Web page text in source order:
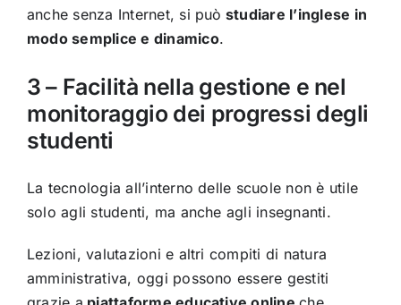
anche senza Internet, si può studiare l’inglese in
modo semplice e dinamico.
3 – Facilità nella gestione e nel
monitoraggio dei progressi degli
studenti
La tecnologia all’interno delle scuole non è utile
solo agli studenti, ma anche agli insegnanti.
Lezioni, valutazioni e altri compiti di natura
amministrativa, oggi possono essere gestiti